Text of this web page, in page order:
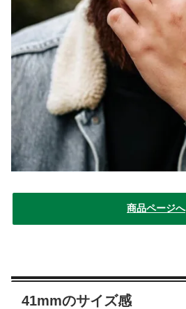
商品ページへ
41mmのサイズ感